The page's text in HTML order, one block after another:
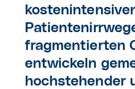
fragmentierten
entwickeln
hochstehender